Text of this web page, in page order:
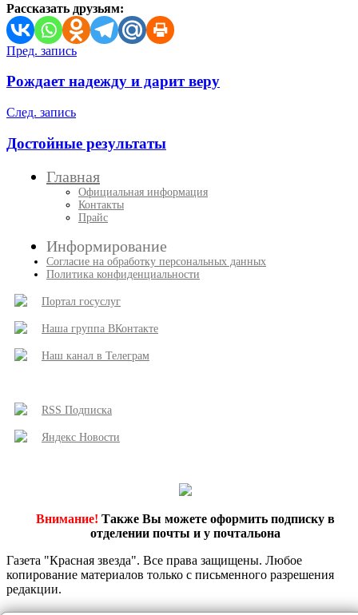
Рассказать друзьям:
Навигация
по
Пред. запись
Рождает надежду и дарит веру
След. запись
Достойные результаты
Главная
Официальная информация
Контакты
Прайс
Информирование
Согласие на обработку персональных данных
Политика конфиденциальности
Портал госуслуг
Наша группа ВКонтакте
Наш канал в Телеграм
RSS Подписка
Яндекс Новости
Внимание! Также Вы можете оформить подписку в
отделении почты и у почтальона
Газета "Красная звезда". Все права защищены. Любое
копирование материалов только с письменного разрешения
редакции.